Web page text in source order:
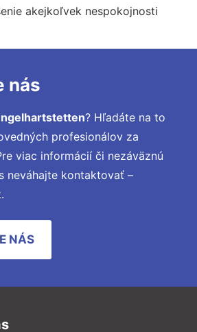
akejkoľvek nespokojnosti
nás
? Hľadáte na to
profesionálov za
viac informácií či nezáväznú
neváhajte kontaktovať –
NÁS